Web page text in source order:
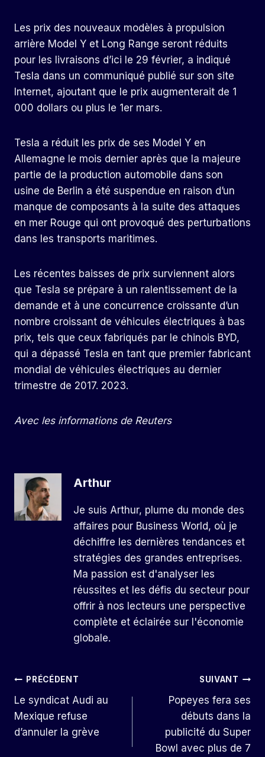
Les prix des nouveaux modèles à propulsion
arrière Model Y et Long Range seront réduits
pour les livraisons d’ici le 29 février, a indiqué
Tesla dans un communiqué publié sur son site
Internet, ajoutant que le prix augmenterait de 1
000 dollars ou plus le 1er mars.
Tesla a réduit les prix de ses Model Y en
Allemagne le mois dernier après que la majeure
partie de la production automobile dans son
usine de Berlin a été suspendue en raison d’un
manque de composants à la suite des attaques
en mer Rouge qui ont provoqué des perturbations
dans les transports maritimes.
Les récentes baisses de prix surviennent alors
que Tesla se prépare à un ralentissement de la
demande et à une concurrence croissante d’un
nombre croissant de véhicules électriques à bas
prix, tels que ceux fabriqués par le chinois BYD,
qui a dépassé Tesla en tant que premier fabricant
mondial de véhicules électriques au dernier
trimestre de 2017. 2023.
Avec les informations de Reuters
Arthur
Je suis Arthur, plume du monde des
affaires pour Business World, où je
déchiffre les dernières tendances et
stratégies des grandes entreprises.
Ma passion est d'analyser les
réussites et les défis du secteur pour
offrir à nos lecteurs une perspective
complète et éclairée sur l'économie
globale.
Navigation
De
L’article
PRÉCÉDENT
Le syndicat Audi au
Mexique refuse
d’annuler la grève
SUIVANT
Popeyes fera ses
débuts dans la
publicité du Super
Bowl avec plus de 7